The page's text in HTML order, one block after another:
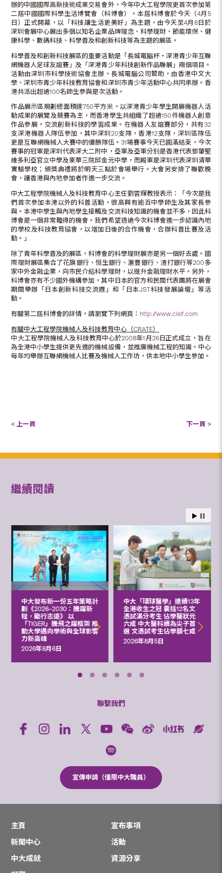
辦的中國國際高新技術成果交易會外，今年中大工程學院更首次參加第
二屆中國國際科學生活博覽會（科博會）。本屆科博會於今天（4月5
日）正式開幕，以「科技讓生活更美好」為主題，由今天至4月8日於
深圳會展中心展出多個以知名企業品牌理念、科學理財、節能環保、健
康科學、數碼科技、科學普及和創新科技等為主題的展區。
科學普及和創新科技展區的重要活動是「長城電腦杯‧深港青少年互聯
網機器人足球友誼賽」及「深港青少年科技創新作品聯展」兩個項目。
活動由深圳市科學技術協會主辦，長城電腦公司贊助，由香港中文大
學、深圳市青少年科技教育協會和深圳市青少年活動中心共同承辦。香
港共派出超過100名師生參與是次活動。
作品展示區規劃總面積達750平方米，以深港青少年學生開展機器人活
動成果的展覽及競賽為主，而香港學生共組織了超過150件機器人創意
作品參展，交流創新科技的學習成果。在機器人友誼賽部分，共有32
支深港機器人隊伍參加，其中深圳20支隊，香港12支隊，深圳區隊伍
更是互聯網機械人大賽中的優勝隊伍。31場賽事今天已圓滿結束，今次
賽事的冠軍是深圳代表深大二附中，亞軍及亞軍分別是香港代表鄧肇堅
維多利亞官立中學及東華三院邱金元中學，而殿軍是深圳代表深圳清華
實驗學校；頒獎典禮將於明天三點於會場舉行。大會另安排了聯歡晚
會，讓香港與內地參加者作進一步交流。
中大工程學院機械人及科技教育中心主任劉雲輝教授表示：「今次是我
們首次參加本港以外的科普活動，很高興有逾百中學師生及其家長參
與。本港中學生與內地學生接觸及交流科技知識的機會並不多，因此科
博會是一個非常難得的機會。我們希望透過今次科博會進一步認識內地
的學校及科技教育協會，以增加日後的合作機會，合辦科普比賽及活
動。」
除了青年科學普及的展區，科博會的科學理財展亦是另一個好去處。國
際理財展區集合了花旗銀行、恒生銀行、滙豐銀行、渣打銀行等200多
家中外金融企業，向市民介紹科學理財，以提升金融理財水平。另外，
科博會亦有不少國外機構參加，其中日本的官方和民間代表團將在展會
期間舉辦「日本創新科技交流週」和「日本JST科技發展論壇」等活
動。
有關第二屆科博會的詳情，請瀏覽下列網頁： http://www.cislf.com
有關中大工程學院機械人及科技教育中心（CRATE）
中大工程學院機械人及科技教育中心於2008年1月26日正式成立，旨在
為全港中小學生提供更先進的機械設備，並推廣機械工程的知識。中心
每年均舉辦互聯網機械人比賽及機械人工作坊，供本地中小學生參加。
< 上一頁 下一頁 >
繼續閱讀
中大發布新一份五年策略計
劃《2026‒2030：騰躍新
程，勵行志遠》 以
「TIGER」騰飛之躍框架 推
動大學邁向學術與全球影響
力新高峰
2026年8月6日
中大「環球醫學」連續13年
全港收生之冠 囊括12名文
憑試滿分考生 佔學醫狀元
六成 中大醫科續為尖子首
選 文憑試考生佔學額七成
2026年8月5日
聯繫我們
宣傳申請（僅限中大職員）
主頁
宣布事項
新聞中心
活動
中大成就
資源分享